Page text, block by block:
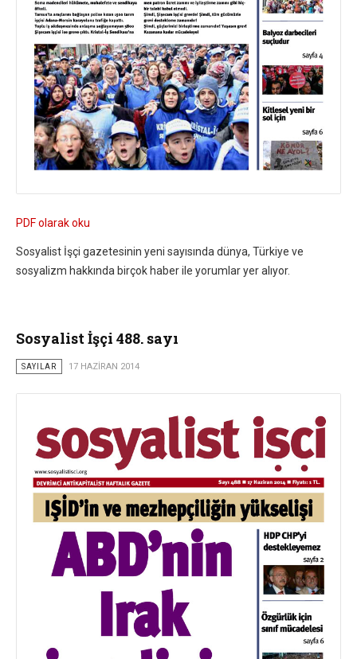
PDF olarak oku
Sosyalist İşçi gazetesinin yeni sayısında dünya, Türkiye ve
sosyalizm hakkında birçok haber ile yorumlar yer alıyor.
Sosyalist İşçi 488. sayı
SAYILAR 17 HAZIRAN 2014